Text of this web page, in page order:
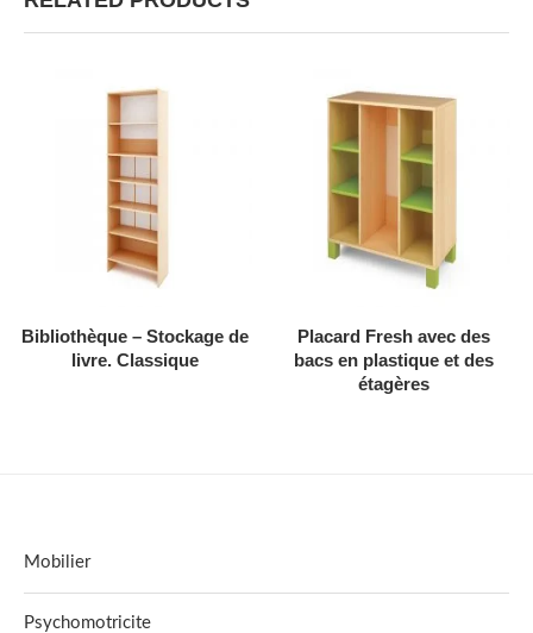
AJOUTER AU DEVIS
Bibliothèque – Stockage de
livre. Classique
AJOUTER AU DEVIS
Placard Fresh avec des
bacs en plastique et des
étagères
Mobilier
Psychomotricite